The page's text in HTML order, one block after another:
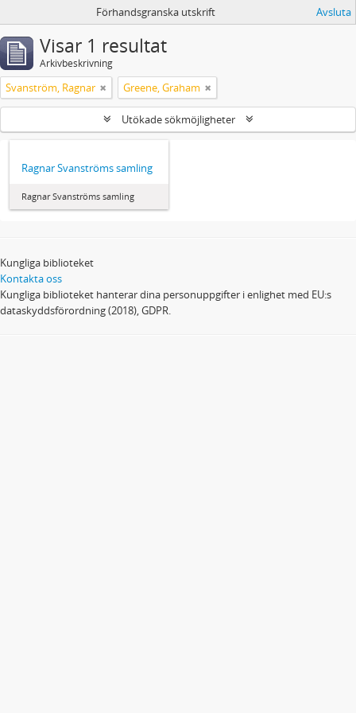
Förhandsgranska utskrift Avsluta
Visar 1 resultat
Arkivbeskrivning
Svanström, Ragnar Greene, Graham
Utökade sökmöjligheter
Ragnar Svanströms samling
Ragnar Svanströms samling
Kungliga biblioteket
Kontakta oss
Kungliga biblioteket hanterar dina personuppgifter i enlighet med EU:s
dataskyddsförordning (2018), GDPR.